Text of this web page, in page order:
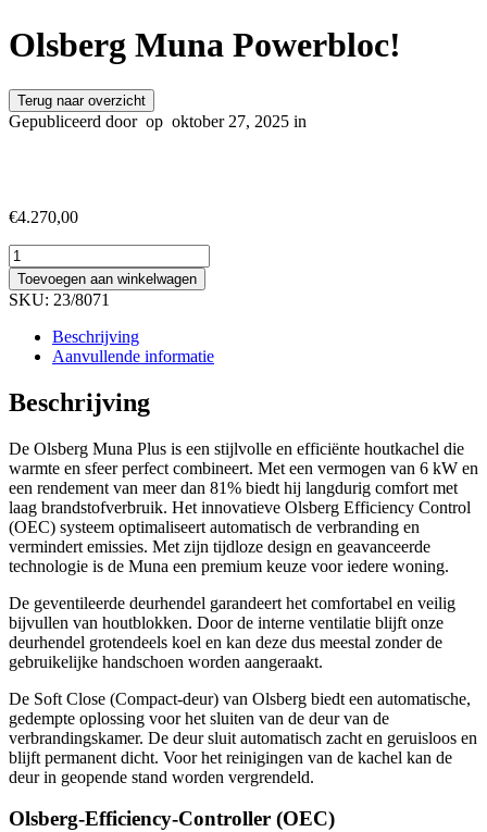
Olsberg Muna Powerbloc!
Terug naar overzicht
Gepubliceerd door op oktober 27, 2025 in
€4.270,00
Olsberg
Muna
Powerbloc!
aantal
Toevoegen aan winkelwagen
SKU: 23/8071
Beschrijving
Aanvullende informatie
Beschrijving
De Olsberg Muna Plus is een stijlvolle en efficiënte houtkachel die
warmte en sfeer perfect combineert. Met een vermogen van 6 kW en
een rendement van meer dan 81% biedt hij langdurig comfort met
laag brandstofverbruik. Het innovatieve Olsberg Efficiency Control
(OEC) systeem optimaliseert automatisch de verbranding en
vermindert emissies. Met zijn tijdloze design en geavanceerde
technologie is de Muna een premium keuze voor iedere woning.
De geventileerde deurhendel garandeert het comfortabel en veilig
bijvullen van houtblokken. Door de interne ventilatie blijft onze
deurhendel grotendeels koel en kan deze dus meestal zonder de
gebruikelijke handschoen worden aangeraakt.
De Soft Close (Compact-deur) van Olsberg biedt een automatische,
gedempte oplossing voor het sluiten van de deur van de
verbrandingskamer. De deur sluit automatisch zacht en geruisloos en
blijft permanent dicht. Voor het reinigingen van de kachel kan de
deur in geopende stand worden vergrendeld.
Olsberg-Efficiency-Controller (OEC)